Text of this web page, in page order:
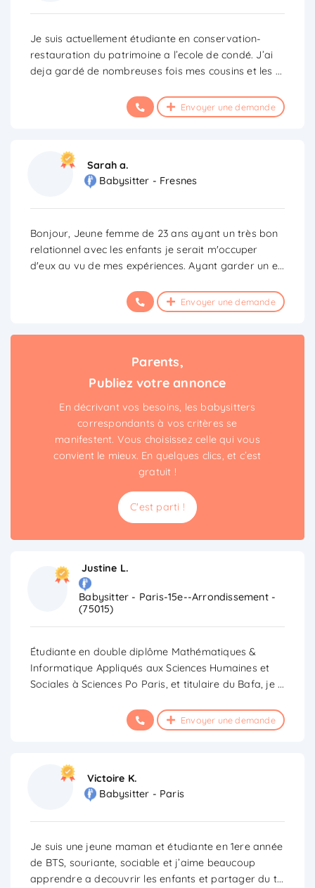
Je suis actuellement étudiante en conservation-
restauration du patrimoine a l’ecole de condé. J’ai
deja gardé de nombreuses fois mes cousins et les ...
Envoyer une demande
Sarah a.
Babysitter - Fresnes
Bonjour, Jeune femme de 23 ans ayant un très bon
relationnel avec les enfants je serait m'occuper
d'eux au vu de mes expériences. Ayant garder un e...
Envoyer une demande
Parents,
Publiez votre annonce
En décrivant vos besoins, les babysitters
correspondants à vos critères se
manifestent. Vous choisissez celle qui vous
convient le mieux. En quelques clics, et c’est
gratuit !
C'est parti !
Justine L.
Babysitter - Paris-15e--Arrondissement -
(75015)
Étudiante en double diplôme Mathématiques &
Informatique Appliqués aux Sciences Humaines et
Sociales à Sciences Po Paris, et titulaire du Bafa, je...
Envoyer une demande
Victoire K.
Babysitter - Paris
Je suis une jeune maman et étudiante en 1ere année
de BTS, souriante, sociable et j’aime beaucoup
apprendre a decouvrir les enfants et partager du t...